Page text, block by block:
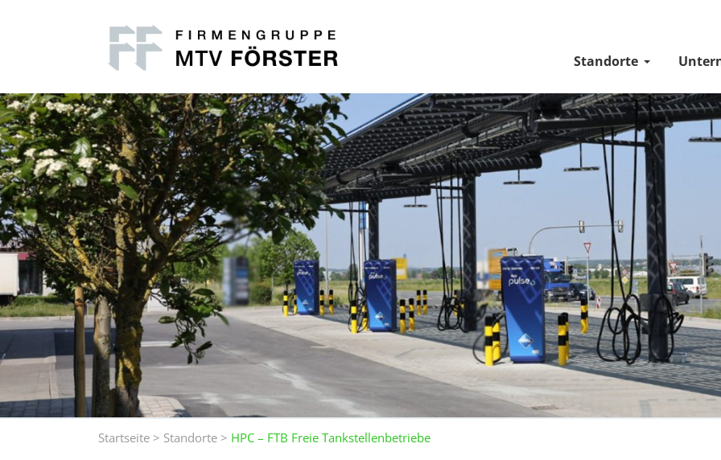
Standorte
Startseite > Standorte > HPC – FTB Freie Tankstellenbetriebe